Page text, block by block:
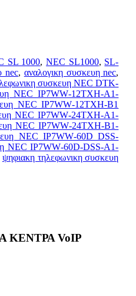
SL 1000,NEC SL1000, SL-
nec, αναλογικη συσκευη nec,
συσκευη NEC DTK‐
NEC IP7WW‐12TXH‐A1-
NEC IP7WW‐12TXH‐B1
NEC IP7WW‐24TXH‐A1-
NEC IP7WW‐24TXH‐B1-
NEC IP7WW‐60D DSS‐
NEC IP7WW‐60D-DSS‐A1-
ψηφιακη τηλεφωνικη συσκευη
ΚΕΝΤΡΑ VoIP